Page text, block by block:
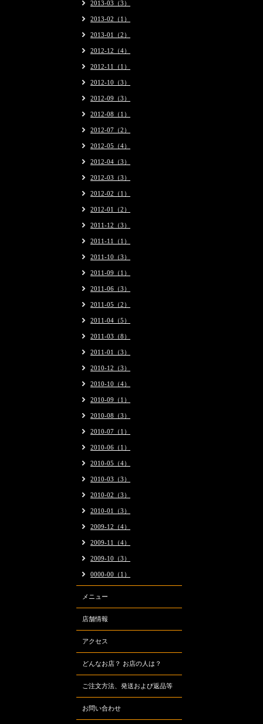
2013-03（3）
2013-02（1）
2013-01（2）
2012-12（4）
2012-11（1）
2012-10（3）
2012-09（3）
2012-08（1）
2012-07（2）
2012-05（4）
2012-04（3）
2012-03（3）
2012-02（1）
2012-01（2）
2011-12（3）
2011-11（1）
2011-10（3）
2011-09（1）
2011-06（3）
2011-05（2）
2011-04（5）
2011-03（8）
2011-01（3）
2010-12（3）
2010-10（4）
2010-09（1）
2010-08（3）
2010-07（1）
2010-06（1）
2010-05（4）
2010-03（3）
2010-02（3）
2010-01（3）
2009-12（4）
2009-11（4）
2009-10（3）
0000-00（1）
メニュー
店舗情報
アクセス
どんなお店？ お店の人は？
ご注文方法、発送および返品等
お問い合わせ